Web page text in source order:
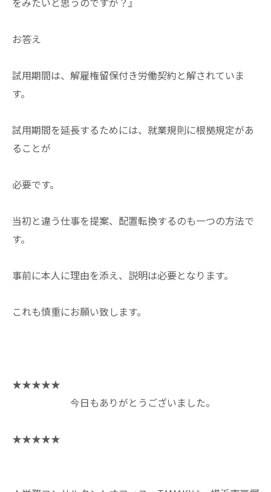
お答え
試用期間は、解雇権留保付き労働契約と解されていま
す。
試用期間を延長するためには、就業規則に根拠規定があ
ることが
必要です。
当初と違う仕事を提案、配置転換するのも一つの方法で
す。
事前に本人に理由を添え、説明は必要となります。
これも慎重にお願い致します。
★★★★★
今日もありがとうございました。
★★★★★